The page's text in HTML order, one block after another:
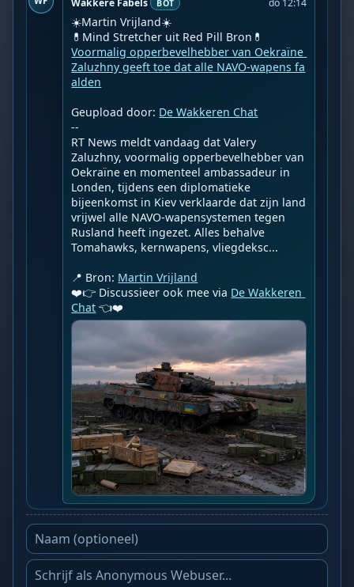
BOT
☀️Martin Vrijland☀️
Voormalig opperbevelhebber van Oekraïne
Zaluzhny geeft toe dat alle NAVO-wapens fa
alden
Geupload door: De Wakkeren Chat
--
RT News meldt vandaag dat Valery
Zaluzhny, voormalig opperbevelhebber van
Oekraïne en momenteel ambassadeur in
Londen, tijdens een diplomatieke
bijeenkomst in Kiev verklaarde dat zijn land
vrijwel alle NAVO-wapensystemen tegen
Rusland heeft ingezet. Alles behalve
Tomahawks, kernwapens, vliegdeksc...
📍 Bron: Martin Vrijland
❤️👉 Discussieer ook mee via De Wakkeren
Chat 👈❤️